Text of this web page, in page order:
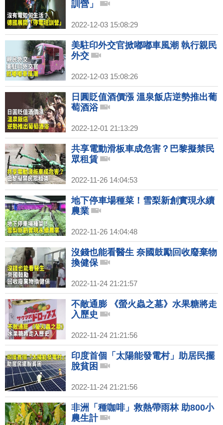
訓營」
2022-12-03 15:08:29
美駐印外交官掀嘟嘟車風潮 執行親民
外交
2022-12-03 15:08:26
日圓貶值酒價漲 溫泉飯店逆勢推出葡
萄酒浴
2022-12-01 21:13:29
共享電動滑板車成危害？巴黎擬禁民
眾租賃
2022-11-26 14:04:53
地下停車場種菜！雪梨新創實現永續
農業
2022-11-26 14:04:48
沒錢也能看醫生 奈國鼓勵回收廢棄物
換健保
2022-11-24 21:21:57
不敵通膨 《螢火蟲之墓》水果糖將走
入歷史
2022-11-24 21:21:56
印度首個「太陽能發電村」助居民擺
脫貧困
2022-11-24 21:21:56
非洲「種咖啡」救熱帶雨林 助800小
農生計